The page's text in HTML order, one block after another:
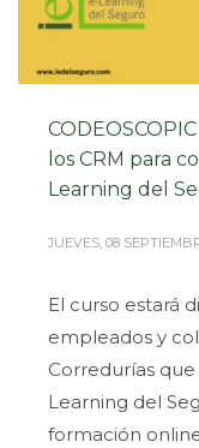
los CRM para
Learning del
JUEVES, 08
El curso estará
empleados y
Corredurías
Learning del
formación